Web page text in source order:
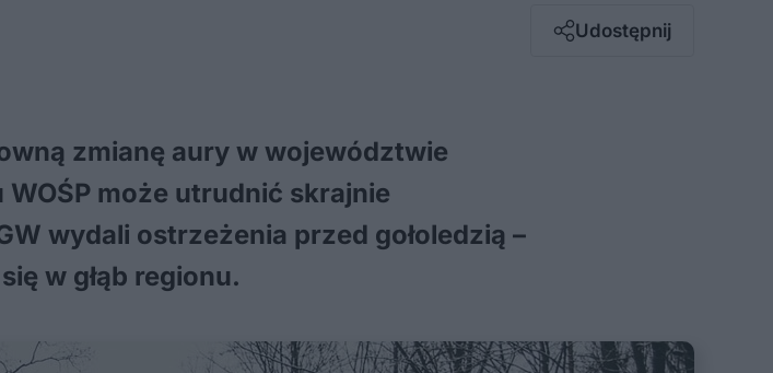
Udostępnij
Messenger
zmianę aury w województwie
może utrudnić skrajnie
wydali ostrzeżenia przed gołoledzią –
w głąb regionu.